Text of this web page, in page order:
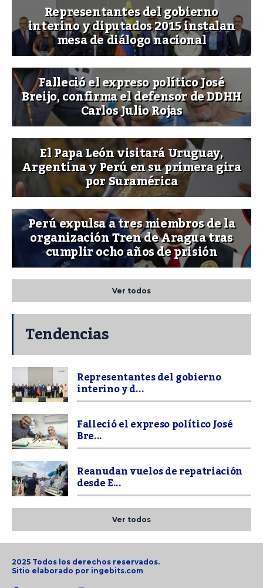
Representantes del gobierno
interino y diputados 2015 instalan
mesa de diálogo nacional
Falleció el expreso político José
Breijo, confirma el defensor de DDHH
Carlos Julio Rojas
El Papa León visitará Uruguay,
Argentina y Perú en su primera gira
por Suramérica
Perú expulsa a tres miembros de la
organización Tren de Aragua tras
cumplir ocho años de prisión
Ver todos
Tendencias
Representantes del gobierno
interino y d...
Falleció el expreso político José
Bre...
Reanudan vuelos de repatriación
desde E...
Ver todos
2025 Todos los derechos reservados.
Sitio elaborado por ingebits.com